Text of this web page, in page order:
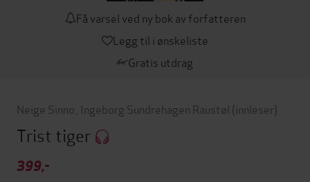
Få varsel ved ny bok av forfatteren
Legg til i ønskeliste
Gratis utdrag
Neige Sinno Ingeborg Sundrehagen Raustøl (innleser)
Trist tiger
399,-